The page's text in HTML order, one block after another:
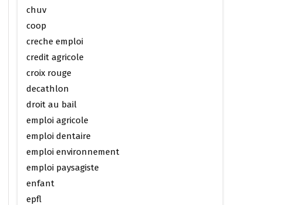
chuv
coop
creche emploi
credit agricole
croix rouge
decathlon
droit au bail
emploi agricole
emploi dentaire
emploi environnement
emploi paysagiste
enfant
epfl